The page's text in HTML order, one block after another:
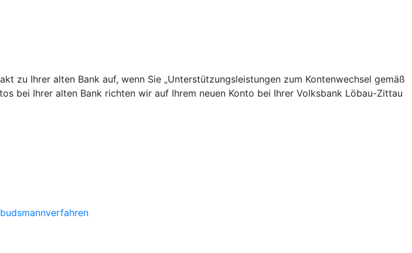
zu Ihrer alten Bank auf, wenn Sie „Unterstützungsleistungen zum Kontenwechsel gemäß
bei Ihrer alten Bank richten wir auf Ihrem neuen Konto bei Ihrer Volksbank Löbau-Zittau